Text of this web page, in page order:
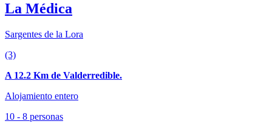
La Médica
Sargentes de la Lora
(3)
A 12.2 Km de Valderredible.
Alojamiento entero
10 - 8 personas